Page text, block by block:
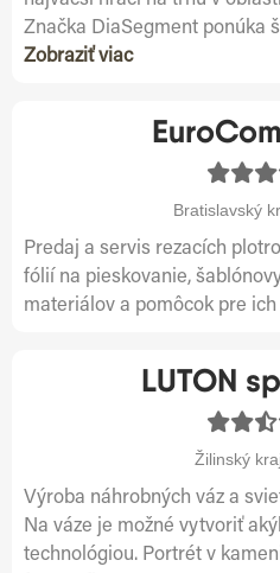
Značka DiaSegment ponúka
Zobraziť viac
Bratislavský
Predaj a servis rezacích
fólií na pieskovanie,
materiálov a pomôcok pre
LUTON
Žilinský
Výroba náhrobných váz a
Na váze je možné vytvoriť
technológiou. Portrét v